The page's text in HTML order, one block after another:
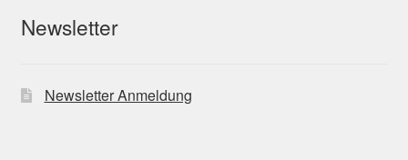
Newsletter
Newsletter Anmeldung